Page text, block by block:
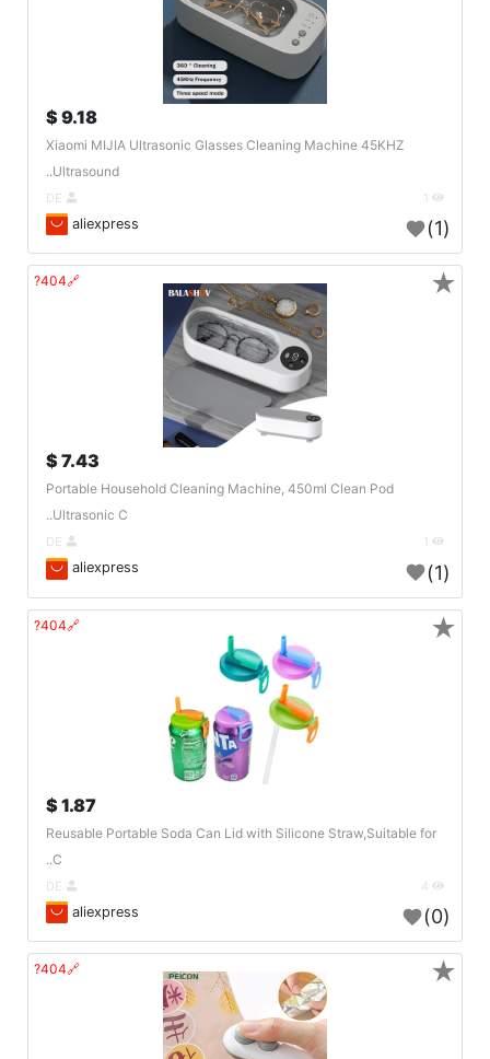
9.18 $
Xiaomi MIJIA Ultrasonic Glasses Cleaning Machine 45KHZ
Ultrasound..
aliexpress (1)
🔗404?
7.43 $
Portable Household Cleaning Machine, 450ml Clean Pod
Ultrasonic C..
aliexpress (1)
★
🔗404?
1.87 $
Reusable Portable Soda Can Lid with Silicone Straw,Suitable for
C..
aliexpress (0)
★
🔗404? ★